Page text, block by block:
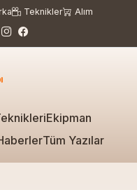
Teknikler Alım
Ekipman
Tüm Yazılar